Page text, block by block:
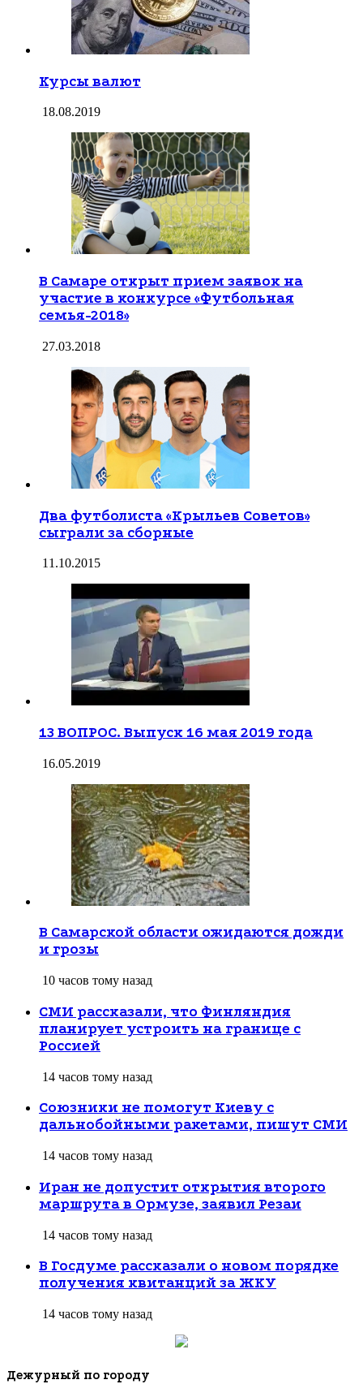
Курсы валют
18.08.2019
В Самаре открыт прием заявок на
участие в конкурсе «Футбольная
семья-2018»
27.03.2018
Два футболиста «Крыльев Советов»
сыграли за сборные
11.10.2015
13 ВОПРОС. Выпуск 16 мая 2019 года
16.05.2019
В Самарской области ожидаются дожди
и грозы
10 часов тому назад
СМИ рассказали, что Финляндия
планирует устроить на границе с
Россией
14 часов тому назад
Союзники не помогут Киеву с
дальнобойными ракетами, пишут СМИ
14 часов тому назад
Иран не допустит открытия второго
маршрута в Ормузе, заявил Резаи
14 часов тому назад
В Госдуме рассказали о новом порядке
получения квитанций за ЖКУ
14 часов тому назад
Дежурный по городу